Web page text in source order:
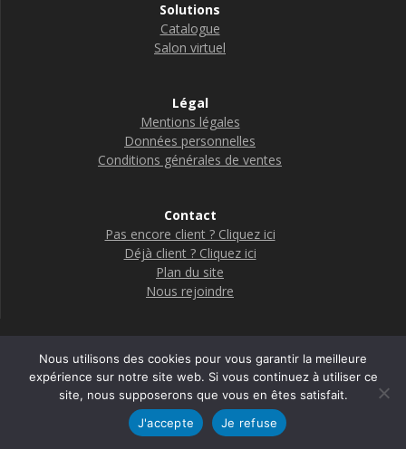
Solutions
Catalogue
Salon virtuel
Légal
Mentions légales
Données personnelles
Conditions générales de ventes
Contact
Pas encore client ? Cliquez ici
Déjà client ? Cliquez ici
Plan du site
Nous rejoindre
Boutique Adelya Textile Care
© 2026 Adelya
Nous utilisons des cookies pour vous garantir la meilleure
expérience sur notre site web. Si vous continuez à utiliser ce
site, nous supposerons que vous en êtes satisfait.
J'accepte
Je refuse